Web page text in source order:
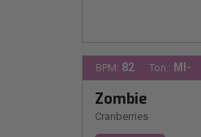
BPM: 82 Ton.: MI-
Zombie
Cranberries